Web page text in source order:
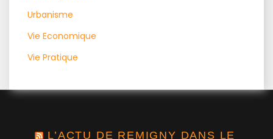
Urbanisme
Vie Economique
Vie Pratique
L’ACTU DE REMIGNY DANS LE